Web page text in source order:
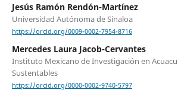
Jesús Ramón Rendón-Martínez
Universidad Autónoma de Sinaloa
https://orcid.org/0009-0002-7954-8716
Mercedes Laura Jacob-Cervantes
Instituto Mexicano de Investigación en
Sustentables
https://orcid.org/0000-0002-9740-5797